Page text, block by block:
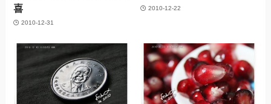
喜
2010-12-31
2010-12-22